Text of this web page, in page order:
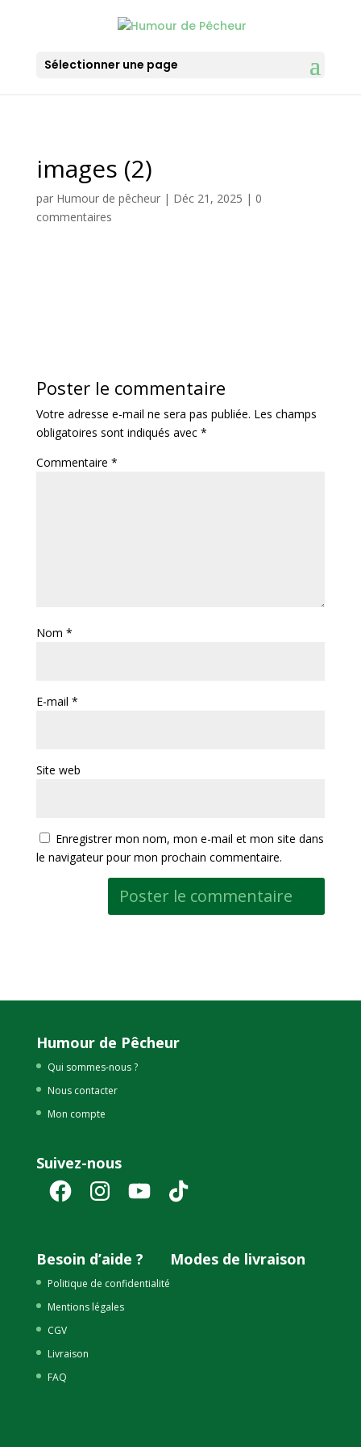
Sélectionner une page
images (2)
par Humour de pêcheur| Déc 21, 2025 | 0
commentaires
Poster le commentaire
Votre adresse e-mail ne sera pas publiée. Les champs
obligatoires sont indiqués avec *
Commentaire *
Nom *
E-mail *
Site web
Enregistrer mon nom, mon e-mail et mon site dans
le navigateur pour mon prochain commentaire.
Humour de Pêcheur
Qui sommes-nous ?
Nous contacter
Mon compte
Suivez-nous
FacebookInstagramYouTube TikTok
Besoin d’aide ?
Politique de confidentialité
Mentions légales
CGV
Livraison
FAQ
Modes de livraison